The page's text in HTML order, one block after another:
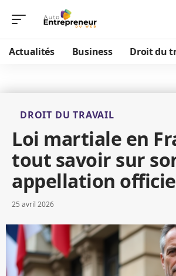
Actualités Business Droit du
DROIT DU TRAVAIL
Loi martiale en
tout savoir sur
appellation
25 avril 2026